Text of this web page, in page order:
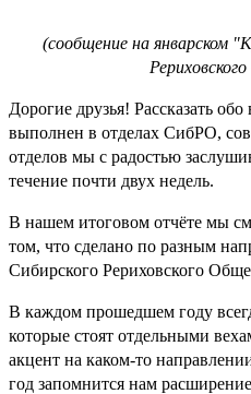
(сообщение на январском
Дорогие друзья! Рассказать
выполнен в отделах СибРО,
отделов мы с радостью
течение почти двух недель.
В нашем итоговом отчёте мы
том, что сделано по разным
Сибирского Рериховского
В каждом прошедшем году
которые стоят отдельными
акцент на каком-то
год запомнится нам